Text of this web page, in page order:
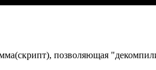
позволяющая